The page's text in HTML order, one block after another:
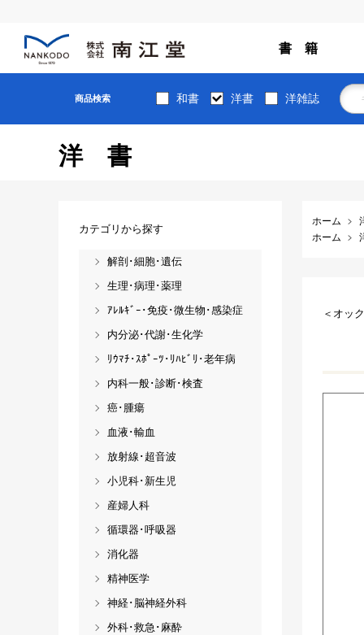
書 籍
商品検索 和書 洋書 洋雑誌
洋書
ホーム
ホーム
＜オッ
カテゴリから探す
解剖･細胞･遺伝
生理･病理･薬理
ｱﾚﾙｷﾞｰ･免疫･微生物･感染症
内分泌･代謝･生化学
ﾘｳﾏﾁ･ｽﾎﾟｰﾂ･ﾘﾊﾋﾞﾘ･老年病
内科一般･診断･検査
癌･腫瘍
血液･輸血
放射線･超音波
小児科･新生児
産婦人科
循環器･呼吸器
消化器
精神医学
神経･脳神経外科
外科･救急･麻酔